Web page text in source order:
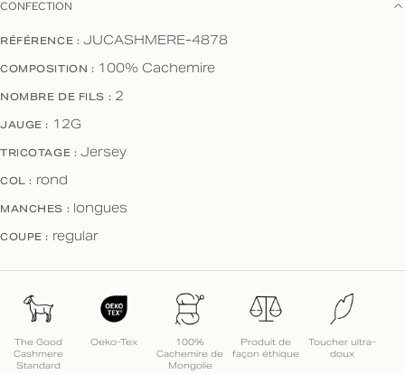
CONFECTION
RÉFÉRENCE : JUCASHMERE-4878
COMPOSITION : 100% Cachemire
NOMBRE DE FILS : 2
JAUGE : 12G
TRICOTAGE : Jersey
COL : rond
MANCHES : longues
COUPE : regular
The Good
Cashmere
Standard
Oeko-Tex
100%
Cachemire de
Mongolie
Produit de
façon éthique
Toucher ultra-
doux